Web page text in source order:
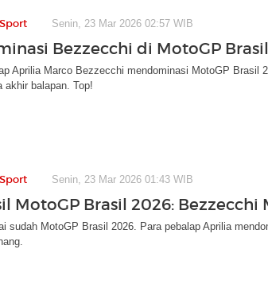
Senin, 23 Mar 2026 02:57 WIB
Bezzecchi di MotoGP
Aprilia Marco Bezzecchi mendominasi MotoGP Brasil
akhir balapan. Top!
Senin, 23 Mar 2026 01:43 WIB
MotoGP Brasil 2026: Bezzecchi
sudah MotoGP Brasil 2026. Para pebalap Aprilia